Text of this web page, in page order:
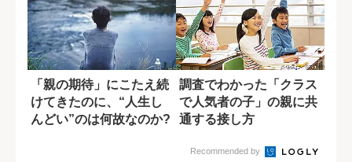
「親の期待」にこたえ続
けてきたのに、“人生し
んどい”のは何故なのか?
調査でわかった「クラス
で人気者の子」の親に共
通する接し方
Recommended by